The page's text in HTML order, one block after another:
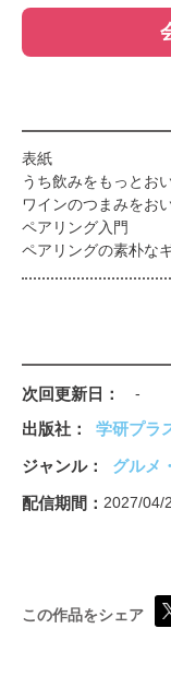
表紙
うち飲みをもっとお
ワインのつまみをお
ペアリング入門
ペアリングの素朴な
クロスティーニ コ
オイルサーディン／
ーズンバター＆サラ
たことオリーブとセ
カリフラワーのシチ
いちごとトレビスの
チコリとオレンジの
かぶとほっけとディ
レタスと豚肉のボッ
次回更新日 -
出版社
学研プラ
ジャンル
グルメ
配信期間
2027/04/
この作品をシェア